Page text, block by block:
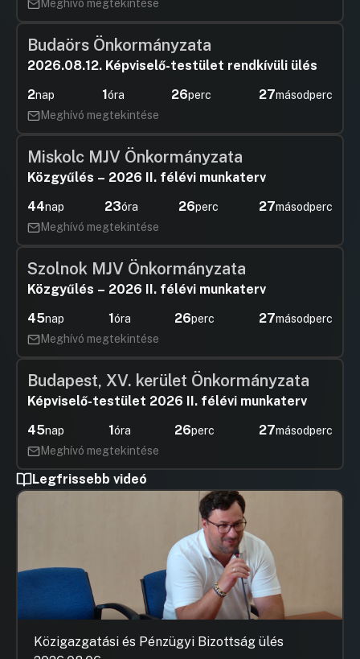
HozzászólásokUgrás a napirendi pontra
29.Kedvezményes várakozásra
jogosultak önk.rend törvényességi
felhívás
Hozzászólások
30.PM beszámoló
HozzászólásokUgrás a napirendi pontra
Meghívó megtekintése
Budaörs Önkormányzata
2026.08.12. Képviselő-testület rendkívüli ülés
2nap 1óra 26perc 27másodperc
Meghívó megtekintése
Miskolc MJV Önkormányzata
Közgyűlés – 2026 II. félévi munkaterv
44nap 23óra 26perc 27másodperc
Meghívó megtekintése
Szolnok MJV Önkormányzata
Közgyűlés – 2026 II. félévi munkaterv
45nap 1óra 26perc 27másodperc
Meghívó megtekintése
Budapest, XV. kerület Önkormányzata
Képviselő-testület 2026 II. félévi munkaterv
45nap 1óra 26perc 27másodperc
Meghívó megtekintése
Legfrissebb videó
Közigazgatási és Pénzügyi Bizottság ülés